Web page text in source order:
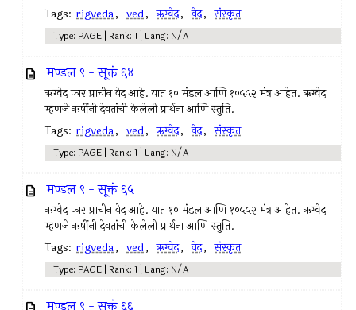
Tags: rigveda, ved, ऋग्वेद, वेद, संस्कृत
Type: PAGE | Rank: 1 | Lang: N/A
मण्डल ९ - सूक्तं ६४
ऋग्वेद फार प्राचीन वेद आहे. यात १० मंडल आणि १०५५२ मंत्र आहेत. ऋग्वेद
म्हणजे ऋषींनी देवतांची केलेली प्रार्थना आणि स्तुति.
Tags: rigveda, ved, ऋग्वेद, वेद, संस्कृत
Type: PAGE | Rank: 1 | Lang: N/A
मण्डल ९ - सूक्तं ६५
ऋग्वेद फार प्राचीन वेद आहे. यात १० मंडल आणि १०५५२ मंत्र आहेत. ऋग्वेद
म्हणजे ऋषींनी देवतांची केलेली प्रार्थना आणि स्तुति.
Tags: rigveda, ved, ऋग्वेद, वेद, संस्कृत
Type: PAGE | Rank: 1 | Lang: N/A